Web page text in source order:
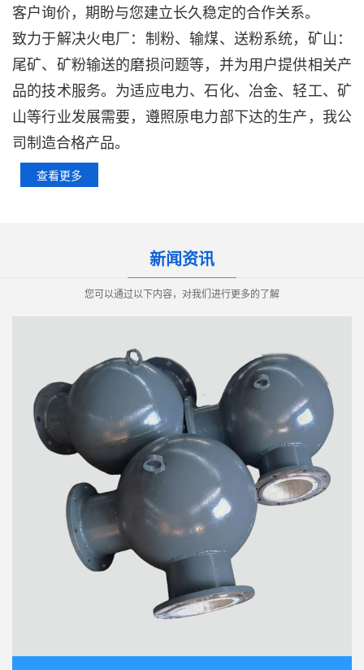
客户询价，期盼与您建立长久稳定的合作关系。
致力于解决火电厂：制粉、输煤、送粉系统，矿山：
尾矿、矿粉输送的磨损问题等，并为用户提供相关产
品的技术服务。 为适应电力、石化、冶金、轻工、矿
山等行业发展需要，遵照原电力部下达的生产，我公
司制造合格产品。
查看更多
新闻资讯
您可以通过以下内容，对我们进行更多的了解